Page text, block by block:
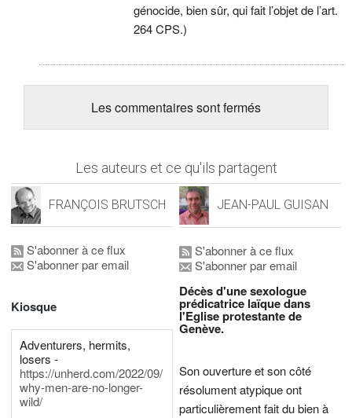
génocide, bien sûr, qui fait l’objet de l’art.
264 CPS.)
Les commentaires sont fermés
Les auteurs et ce qu'ils partagent
FRANÇOIS BRUTSCH
S'abonner à ce flux
S'abonner par email
Kiosque
Adventurers, hermits,
losers -
https://unherd.com/2022/09/
why-men-are-no-longer-
wild/
JEAN-PAUL GUISAN
S'abonner à ce flux
S'abonner par email
Décès d'une sexologue
prédicatrice laïque dans
l'Eglise protestante de
Genève.
Son ouverture et son côté
résolument atypique ont
particulièrement fait du bien à